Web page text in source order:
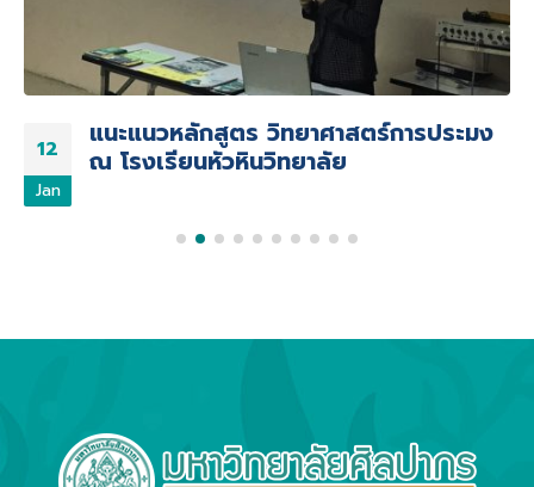
14
Jul
พี่ๆ ประมง ปี 3 และ 4 แนะนำตัวทำความ
รู้จักกับน้องๆ ปี 1 #วิทยาศาสตร์การ